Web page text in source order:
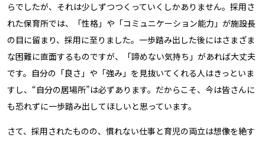
らでしたが、それは少しずつつくっていくしかありません。採用さ
れた保育所では、「性格」や「コミュニケーション能力」が施設長
の目に留まり、採用に至りました。一歩踏み出した後にはさまざま
な困難に直面するものですが、「諦めない気持ち」があれば大丈夫
です。自分の「良さ」や「強み」を見抜いてくれる人はきっといま
すし、“自分の居場所”は必ずあります。だからこそ、今は皆さんに
も恐れずに一歩踏み出してほしいと思っています。
さて、採用されたものの、慣れない仕事と育児の両立は想像を絶す